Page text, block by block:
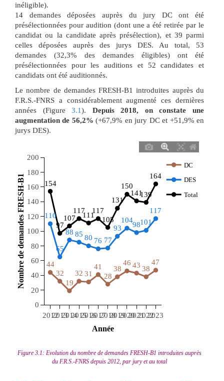
inéligible).
14 demandes déposées auprès du jury DC ont été
présélectionnées pour audition (dont une a été retirée par le
candidat ou la candidate après présélection), et 39 parmi
celles déposées auprès des jurys DES. Au total, 53
demandes (32,3% des demandes éligibles) ont été
présélectionnées pour les auditions et 52 candidates et
candidats ont été auditionnés.
Le nombre de demandes FRESH-B1 introduites auprès du
F.R.S.-FNRS a considérablement augmenté ces dernières
années (Figure3.1). Depuis 2018, on constate une
augmentation de 56,2% (+67,9% en jury DC et +51,9% en
jurys DES).
44
32
19
32 31
41
28
38
46 43 38
47
110
65
88 85 80 76 77
93
104
98101
117
154
97
107
117
111
117
105
131
150
141139
164
201220132014201520162017201820192020202120222023
0
20
40
60
80
100
120
140
160
180
200
DC
DES
Total
Année
Nombre de demandes FRESH-B1
Figure 3.1: Evolution du nombre de demandes FRESH-B1 introduites auprès
du F.R.S.-FNRS depuis 2012, par jury et au total